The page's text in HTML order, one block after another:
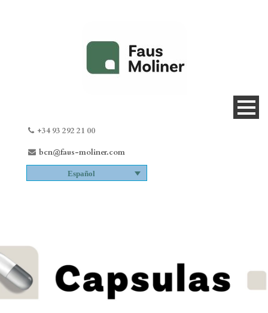
+34 93 292 21 00
bcn@faus-moliner.com
Español